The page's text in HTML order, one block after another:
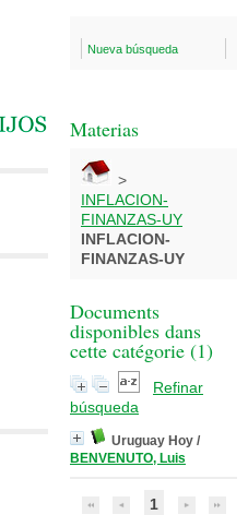
Nueva búsqueda
Materias
>
INFLACION-
FINANZAS-UY
INFLACION-
FINANZAS-UY
Documents
disponibles dans
cette catégorie (1)
Refinar
búsqueda
Uruguay Hoy /
BENVENUTO, Luis
1